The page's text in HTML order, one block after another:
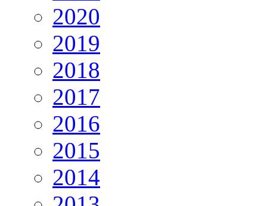
2020
2019
2018
2017
2016
2015
2014